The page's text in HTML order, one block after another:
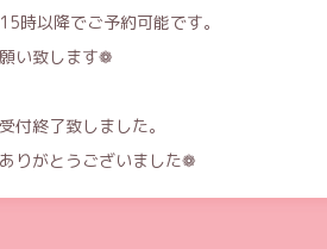
時以降でご予約可能です。
い致します❁
付終了致しました。
りがとうございました❁